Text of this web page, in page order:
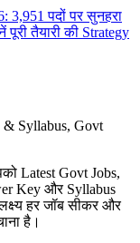
3,951 पदों पर सुनहरा
तैयारी की Strategy
& Syllabus, Govt
Latest Govt Jobs,
Key और Syllabus
हर जॉब सीकर और
है।